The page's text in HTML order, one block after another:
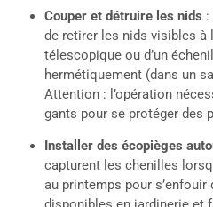
Couper et détruire les nids :
de retirer les nids visibles à
télescopique ou d’un
hermétiquement (dans un
Attention : l’opération
gants pour se protéger des
Installer des écopièges
capturent les chenilles
au printemps pour